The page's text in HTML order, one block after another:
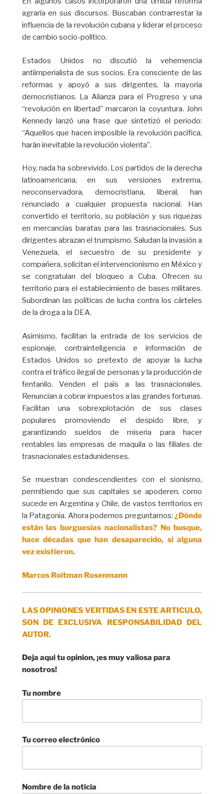
agraria en sus discursos. Buscaban contrarrestar la
influencia de la revolución cubana y liderar el proceso
de cambio socio-político.
Estados Unidos no discutió la vehemencia
antiimperialista de sus socios. Era consciente de las
reformas y apoyó a sus dirigentes, la mayoría
democristianos. La Alianza para el Progreso y una
“revolución en libertad” marcaron la coyuntura. John
Kennedy lanzó una frase que sintetizó el periodo:
“Aquellos que hacen imposible la revolución pacífica,
harán inevitable la revolución violenta”.
Hoy, nada ha sobrevivido. Los partidos de la derecha
latinoamericana, en sus versiones extrema,
neoconservadora, democristiana, liberal, han
renunciado a cualquier propuesta nacional. Han
convertido el territorio, su población y sus riquezas
en mercancías baratas para las trasnacionales. Sus
dirigentes abrazan el trumpismo. Saludan la invasión a
Venezuela, el secuestro de su presidente y
compañera, solicitan el intervencionismo en México y
se congratulan del bloqueo a Cuba. Ofrecen su
territorio para el establecimiento de bases militares.
Subordinan las políticas de lucha contra los cárteles
de la droga a la DEA.
Asimismo, facilitan la entrada de los servicios de
espionaje, contrainteligencia e información de
Estados Unidos so pretexto de apoyar la lucha
contra el tráfico ilegal de personas y la producción de
fentanilo. Venden el país a las trasnacionales.
Renuncian a cobrar impuestos a las grandes fortunas.
Facilitan una sobrexplotación de sus clases
populares promoviendo el despido libre, y
garantizando sueldos de miseria para hacer
rentables las empresas de maquila o las filiales de
trasnacionales estadunidenses.
Se muestran condescendientes con el sionismo,
permitiendo que sus capitales se apoderen, como
sucede en Argentina y Chile, de vastos territorios en
la Patagonia. Ahora podemos preguntarnos:¿Dónde
están las burguesías nacionalistas? No busque,
hace décadas que han desaparecido, si alguna
vez existieron.
Marcos Roitman Rosenmann
LAS OPINIONES VERTIDAS EN ESTE ARTICULO,
SON DE EXCLUSIVA RESPONSABILIDAD DEL
AUTOR.
Deja aqui tu opinion, ¡es muy valiosa para
nosotros!
Tu nombre
Tu correo electrónico
Nombre de la noticia